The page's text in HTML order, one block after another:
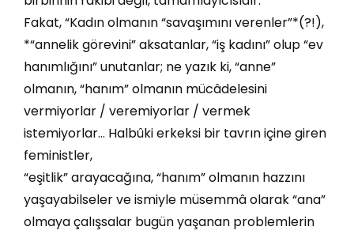
Fakat, “Kadın olmanın “savaşımını verenler”*(?!),
*“annelik görevini” aksatanlar, “iş kadını” olup “ev
hanımlığını” unutanlar; ne yazık ki, “anne”
olmanın, “hanım” olmanın mücâdelesini
vermiyorlar / veremiyorlar / vermek
istemiyorlar… Halbûki erkeksi bir tavrın içine giren
feministler,
“eşitlik” arayacağına, “hanım” olmanın hazzını
yaşayabilseler ve ismiyle müsemmâ olarak “ana”
olmaya çalışsalar bugün yaşanan problemlerin